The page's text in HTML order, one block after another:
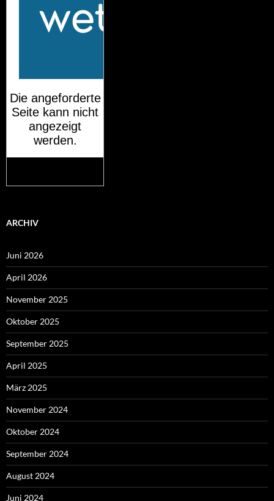
ARCHIV
Juni 2026
April 2026
November 2025
Oktober 2025
September 2025
April 2025
März 2025
November 2024
Oktober 2024
September 2024
August 2024
Juni 2024